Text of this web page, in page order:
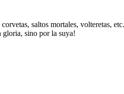
saltos mortales, volteretas,
gloria, sino por la suya!